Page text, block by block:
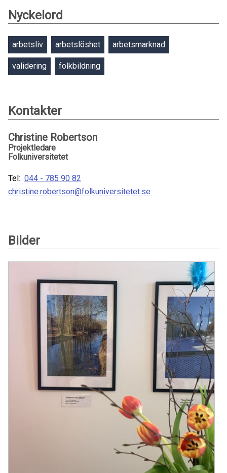
Nyckelord
arbetsliv arbetslöshet arbetsmarknad
validering folkbildning
Kontakter
Christine Robertson
Projektledare
Folkuniversitetet
Tel: 044 - 785 90 82
christine.robertson@folkuniversitetet.se
Bilder